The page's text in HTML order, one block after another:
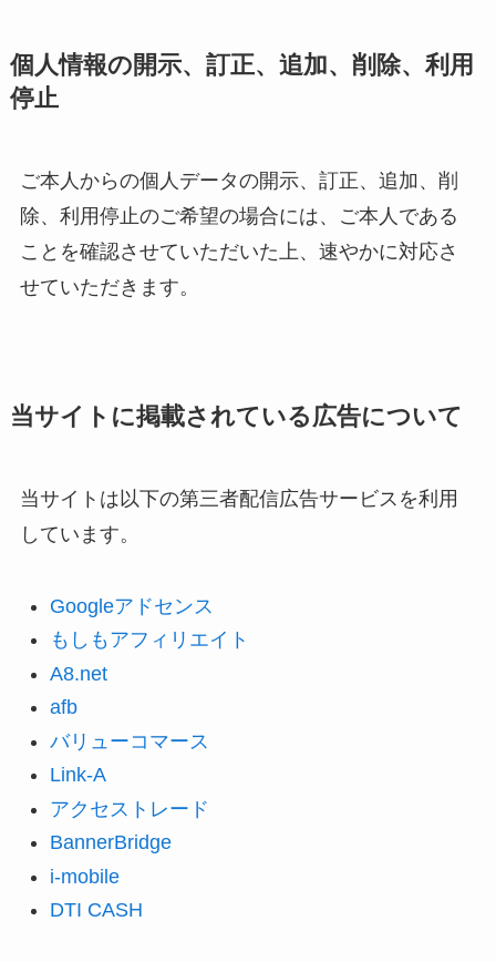
個人情報の開示、訂正、追加、削除、利用
停止
ご本人からの個人データの開示、訂正、追加、削
除、利用停止のご希望の場合には、ご本人である
ことを確認させていただいた上、速やかに対応さ
せていただきます。
当サイトに掲載されている広告について
当サイトは以下の第三者配信広告サービスを利用
しています。
Googleアドセンス
もしもアフィリエイト
A8.net
afb
バリューコマース
Link-A
アクセストレード
BannerBridge
i-mobile
DTI CASH